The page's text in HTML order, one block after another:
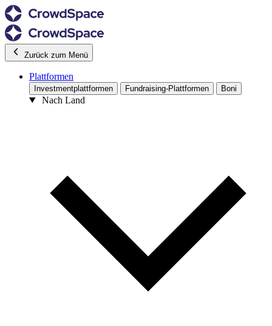
Zurück zum Menü
Plattformen
Investmentplattformen Fundraising-Plattformen Boni
Nach Land